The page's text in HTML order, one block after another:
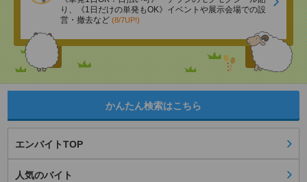
り、《1日だけの単発もOK》イベントや展示会場での設
営・撤去など (8/7UP!)
かんたん検索はこちら
エンバイトTOP
人気のバイト